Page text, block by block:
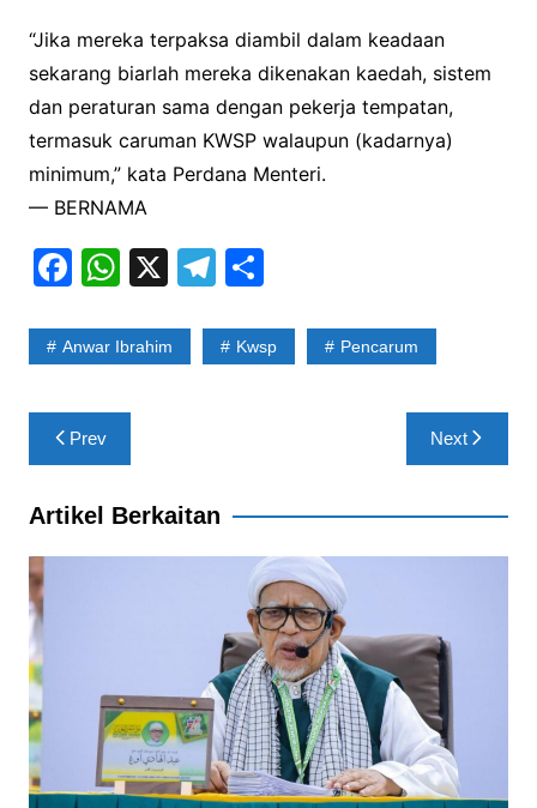
“Jika mereka terpaksa diambil dalam keadaan
sekarang biarlah mereka dikenakan kaedah, sistem
dan peraturan sama dengan pekerja tempatan,
termasuk caruman KWSP walaupun (kadarnya)
minimum,” kata Perdana Menteri.
— BERNAMA
F
c
b
o
o
k
W
at
A
p
p
X T
e
S
ar
Anwar Ibrahim Kwsp Pencarum
Post
navigation
Prev Next
Artikel Berkaitan